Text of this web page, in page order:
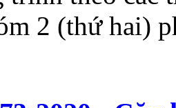
2 (thứ hai)